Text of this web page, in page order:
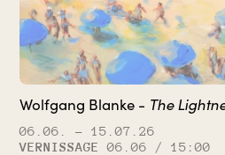
Wolfgang Blanke - The
06.06.
– 15.07.26
VERNISSAGE
06.06 / 15:00